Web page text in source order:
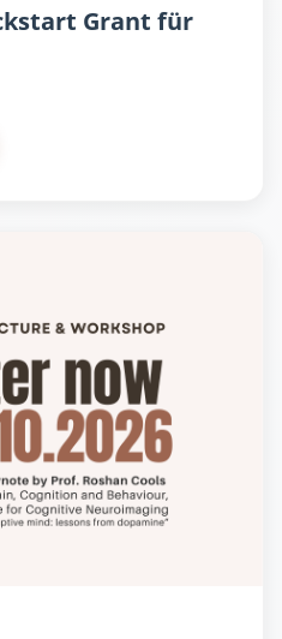
Grant für